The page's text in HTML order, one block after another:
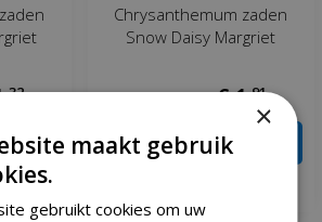
,32
Chrysanthemum zaden
Snow Daisy Margriet
€2,25 €1,91
IN WINKELWAGEN
×
maakt gebruik
gebruikt cookies om uw